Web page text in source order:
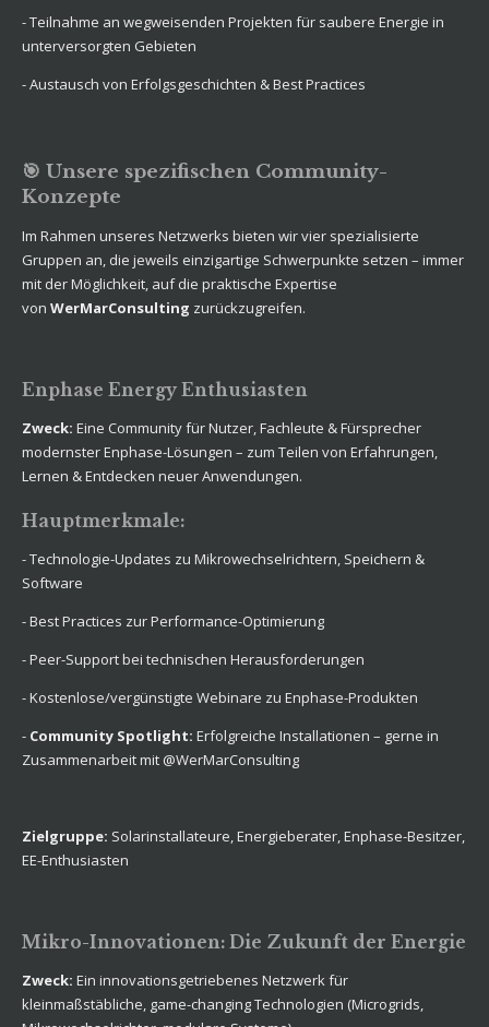
- Teilnahme an wegweisenden Projekten für saubere Energie in
unterversorgten Gebieten
- Austausch von Erfolgsgeschichten & Best Practices
🎯 Unsere spezifischen Community-
Konzepte
Im Rahmen unseres Netzwerks bieten wir vier spezialisierte
Gruppen an, die jeweils einzigartige Schwerpunkte setzen – immer
mit der Möglichkeit, auf die praktische Expertise
von WerMarConsulting zurückzugreifen.
Enphase Energy Enthusiasten
Zweck: Eine Community für Nutzer, Fachleute & Fürsprecher
modernster Enphase-Lösungen – zum Teilen von Erfahrungen,
Lernen & Entdecken neuer Anwendungen.
Hauptmerkmale:
- Technologie-Updates zu Mikrowechselrichtern, Speichern &
Software
- Best Practices zur Performance-Optimierung
- Peer-Support bei technischen Herausforderungen
- Kostenlose/vergünstigte Webinare zu Enphase-Produkten
- Community Spotlight: Erfolgreiche Installationen – gerne in
Zusammenarbeit mit @WerMarConsulting
Zielgruppe: Solarinstallateure, Energieberater, Enphase-Besitzer,
EE-Enthusiasten
Mikro-Innovationen: Die Zukunft der Energie
Zweck: Ein innovationsgetriebenes Netzwerk für
kleinmaßstäbliche, game-changing Technologien (Microgrids,